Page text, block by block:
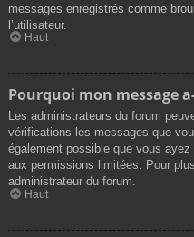
messages enregistrés comme
l’utilisateur.
Haut
Pourquoi mon message
Les administrateurs du forum
vérifications les messages que
également possible que vous
aux permissions limitées. Pour
administrateur du forum.
Haut